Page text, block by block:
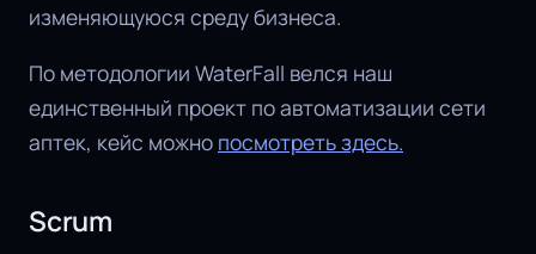
изменяющуюся среду бизнеса.
По методологии WaterFall велся наш
единственный проект по автоматизации сети
аптек, кейс можно посмотреть здесь.
Scrum